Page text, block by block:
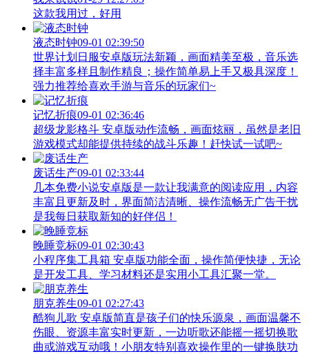
这款我用过，好用
液态时钟09-01 02:39:50
世界计划日服安卓版玩法新颖，画面精美至极，音乐选
择丰富多样且制作精良；操作简单易上手又极具深度！
强力推荐给喜欢手游与音乐的玩家们~
记忆折痕09-01 02:36:46
超级龙影格斗 安卓版动作流畅，画面炫丽，虽然是老旧
游戏模式却能提供持续的战斗乐趣！赶快试一试吧~
废话生产09-01 02:33:44
几本免费小说安卓版是一款让我满意的阅读应用，内容
丰富且更新及时，界面简洁清晰、操作流畅无广告干扰
是我每日获取新知的好伴侣！
晚睡竞标09-01 02:30:43
小程序集工具箱 安卓版功能全面，操作简便快捷，无论
是开发工具、学习材料还是实用小工具汇聚一堂。
朋克养生09-01 02:27:43
酷狗儿歌 安卓版简直是孩子们的快乐源泉，画面温馨不
伤眼、资源丰富实时更新，一边听歌还能摇一摇切换歌
曲或游戏互动哦！小朋友特别喜欢操作里的一键换肤功